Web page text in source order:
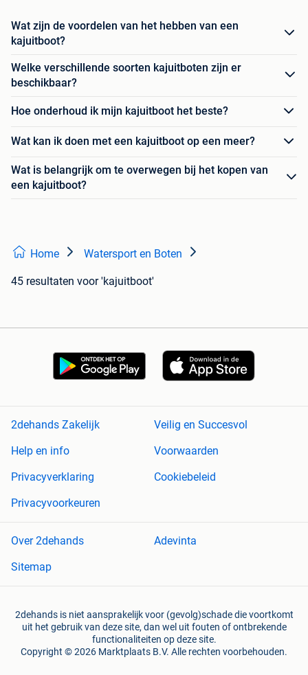
Wat zijn de voordelen van het hebben van een
kajuitboot?
Welke verschillende soorten kajuitboten zijn er
beschikbaar?
Hoe onderhoud ik mijn kajuitboot het beste?
Wat kan ik doen met een kajuitboot op een meer?
Wat is belangrijk om te overwegen bij het kopen van
een kajuitboot?
Home Watersport en Boten
45 resultaten voor 'kajuitboot'
2dehands Zakelijk
Veilig en Succesvol
Help en info
Voorwaarden
Privacyverklaring
Cookiebeleid
Privacyvoorkeuren
Over 2dehands
Adevinta
Sitemap
2dehands is niet aansprakelijk voor (gevolg)schade die voortkomt
uit het gebruik van deze site, dan wel uit fouten of ontbrekende
functionaliteiten op deze site.
Copyright © 2026 Marktplaats B.V. Alle rechten voorbehouden.